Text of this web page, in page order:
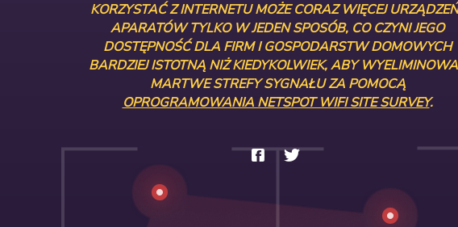
KORZYSTAĆ Z INTERNETU MOŻE CORAZ WIĘCEJ
APARATÓW TYLKO W JEDEN SPOSÓB, CO CZYNI JEGO
DOSTĘPNOŚĆ DLA FIRM I GOSPODARSTW DOMOWYCH
BARDZIEJ ISTOTNĄ NIŻ KIEDYKOLWIEK, ABY
MARTWE STREFY SYGNAŁU ZA POMOCĄ
OPROGRAMOWANIA NETSPOT WIFI SITE SURVEY.